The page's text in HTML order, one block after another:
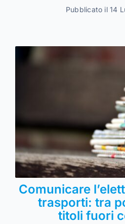
Pubblicato il 14
Comunicare
trasporti: tra
titoli fuori